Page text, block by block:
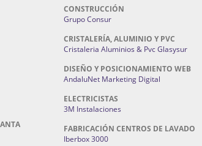
CONSTRUCCIÓN
Grupo Consur
CRISTALERÍA, ALUMINIO Y PVC
Cristaleria Aluminios & Pvc Glasysur
DISEÑO Y POSICIONAMIENTO WEB
AndaluNet Marketing Digital
ELECTRICISTAS
3M Instalaciones
FABRICACIÓN CENTROS DE LAVADO
Iberbox 3000